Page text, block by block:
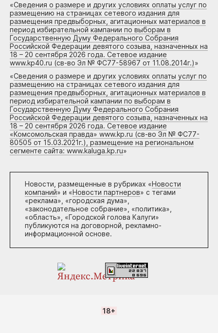
«Сведения о размере и других условиях оплаты услуг по
размещению на страницах сетевого издания для
размещения предвыборных, агитационных материалов в
период избирательной кампании по выборам в
Государственную Думу Федерального Собрания
Российской Федерации девятого созыва, назначенных на
18 – 20 сентября 2026 года. Сетевое издание
www.kp40.ru (св-во Эл № ФС77-58967 от 11.08.2014г.)»
«Сведения о размере и других условиях оплаты услуг по
размещению на страницах сетевого издания для
размещения предвыборных, агитационных материалов в
период избирательной кампании по выборам в
Государственную Думу Федерального Собрания
Российской Федерации девятого созыва, назначенных на
18 – 20 сентября 2026 года. Сетевое издание
«Комсомольская правда» www.kp.ru (св-во Эл № ФС77-
80505 от 15.03.2021г.), размещение на региональном
сегменте сайта: www.kaluga.kp.ru»
Новости, размещенные в рубриках «Новости
компаний» и «Новости партнеров» с тегами
«реклама», «городская дума»,
«законодательное собрание», «политика»,
«область», «Городской голова Калуги»
публикуются на договорной, рекламно-
информационной основе.
18+